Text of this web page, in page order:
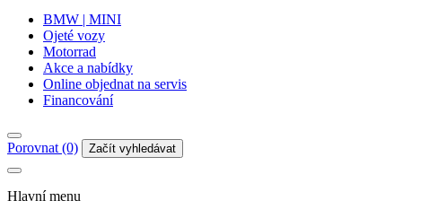
BMW | MINI
Ojeté vozy
Motorrad
Akce a nabídky
Online objednat na servis
Financování
Porovnat (0) Začít vyhledávat
Hlavní menu